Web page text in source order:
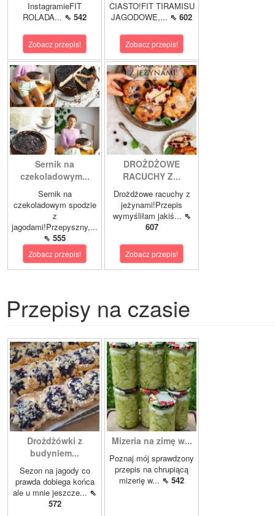
InstagramieFIT
ROLADA... ⇖ 542
Zobacz przepis!
CIASTO!FIT TIRAMISU
JAGODOWE,... ⇖ 602
Zobacz przepis!
Sernik na
czekoladowym...
Sernik na
czekoladowym spodzie
z
jagodami!Przepyszny,...
⇖ 555
Zobacz przepis!
DROŻDŻOWE
RACUCHY Z...
Drożdżowe racuchy z
jeżynami!Przepis
wymyśliłam jakiś... ⇖
607
Zobacz przepis!
Przepisy na czasie
Drożdżówki z
budyniem...
Sezon na jagody co
prawda dobiega końca
ale u mnie jeszcze... ⇖
572
Mizeria na zimę w...
Poznaj mój sprawdzony
przepis na chrupiącą
mizerię w... ⇖ 542